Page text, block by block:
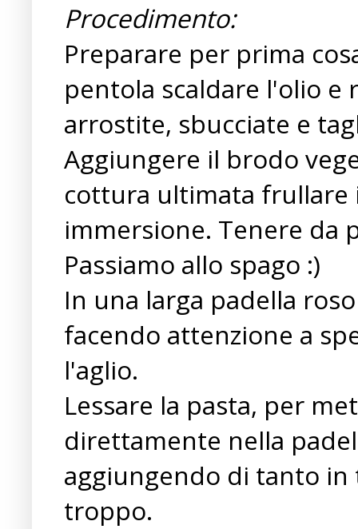
Procedimento:
Preparare per prima
pentola scaldare l'olio e
arrostite, sbucciate e
Aggiungere il brodo
cottura ultimata
immersione. Tenere da
Passiamo allo spago :)
In una larga padella
facendo attenzione a
l'aglio.
Lessare la pasta, per
direttamente nella
aggiungendo di tanto in
troppo.